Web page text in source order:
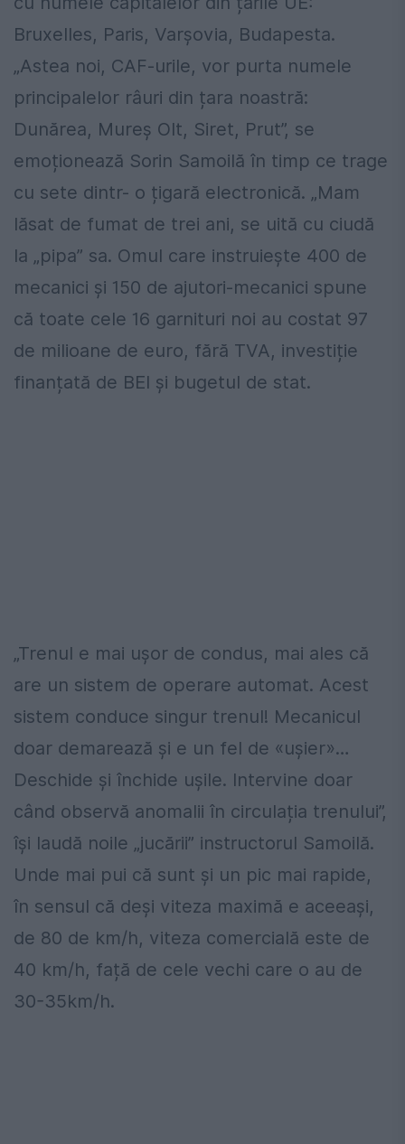
Bruxelles, Paris, Varșovia, Budapesta.
„Astea noi, CAF-urile, vor purta numele
principalelor râuri din țara noastră:
Dunărea, Mureș Olt, Siret, Prut”, se
emoționează Sorin Samoilă în timp ce trage
cu sete dintr- o țigară electronică. „Mam
lăsat de fumat de trei ani, se uită cu ciudă
la „pipa” sa. Omul care instruiește 400 de
mecanici și 150 de ajutori-mecanici spune
că toate cele 16 garnituri noi au costat 97
de milioane de euro, fără TVA, investiție
finanțată de BEI și bugetul de stat.
„Trenul e mai ușor de condus, mai ales că
are un sistem de operare automat. Acest
sistem conduce singur trenul! Mecanicul
doar demarează și e un fel de «ușier»…
Deschide și închide ușile. Intervine doar
când observă anomalii în circulația trenului”,
își laudă noile „jucării” instructorul Samoilă.
Unde mai pui că sunt și un pic mai rapide,
în sensul că deși viteza maximă e aceeași,
de 80 de km/h, viteza comercială este de
40 km/h, față de cele vechi care o au de
30-35km/h.